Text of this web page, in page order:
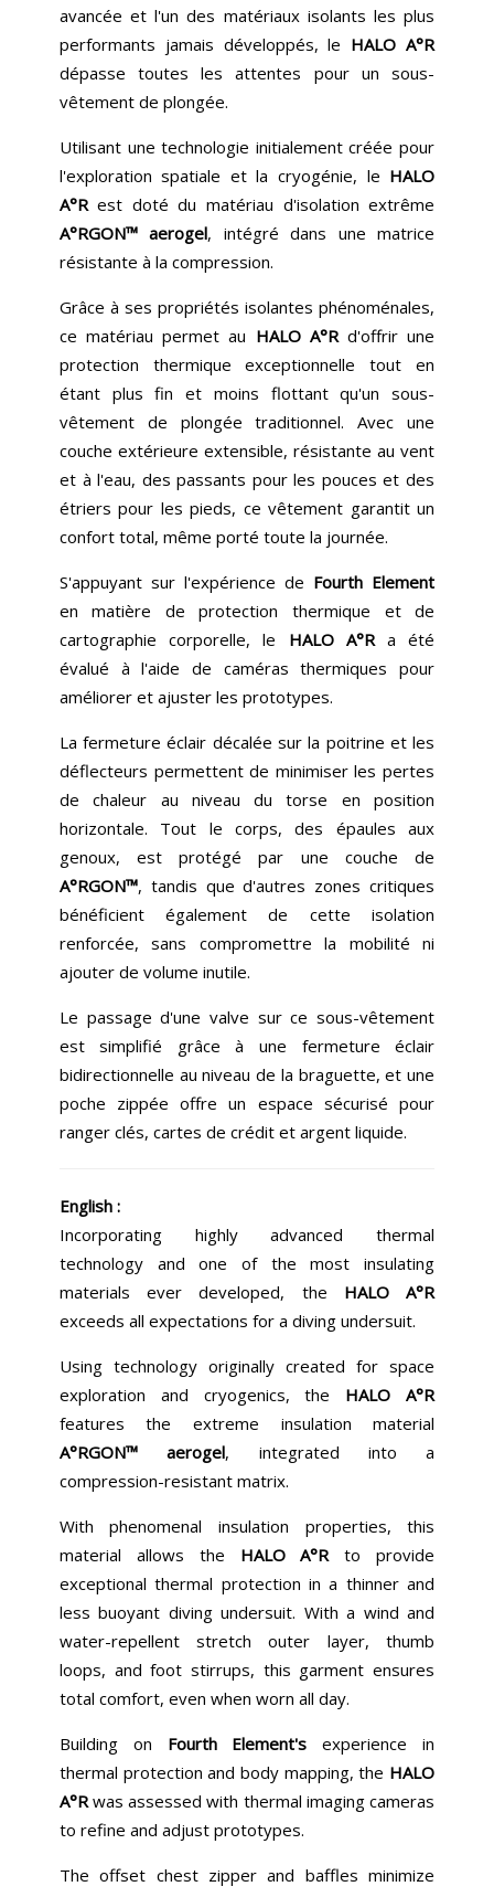
avancée et l'un des matériaux isolants les plus
performants jamais développés, le HALO A°R
dépasse toutes les attentes pour un sous-
vêtement de plongée.
Utilisant une technologie initialement créée pour
l'exploration spatiale et la cryogénie, le HALO
A°Rest doté du matériau d'isolation extrême
A°RGON™ aerogel, intégré dans une matrice
résistante à la compression.
Grâce à ses propriétés isolantes phénoménales,
ce matériau permet au HALO A°Rd'offrir une
protection thermique exceptionnelle tout en
étant plus fin et moins flottant qu'un sous-
vêtement de plongée traditionnel. Avec une
couche extérieure extensible, résistante au vent
et à l'eau, des passants pour les pouces et des
étriers pour les pieds, ce vêtement garantit un
confort total, même porté toute la journée.
S'appuyant sur l'expérience de Fourth Element
en matière de protection thermique et de
cartographie corporelle, le HALO A°Ra été
évalué à l'aide de caméras thermiques pour
améliorer et ajuster les prototypes.
La fermeture éclair décalée sur la poitrine et les
déflecteurs permettent de minimiser les pertes
de chaleur au niveau du torse en position
horizontale. Tout le corps, des épaules aux
genoux, est protégé par une couche de
A°RGON™, tandis que d'autres zones critiques
bénéficient également de cette isolation
renforcée, sans compromettre la mobilité ni
ajouter de volume inutile.
Le passage d'une valve sur ce sous-vêtement
est simplifié grâce à une fermeture éclair
bidirectionnelle au niveau de la braguette, et une
poche zippée offre un espace sécurisé pour
ranger clés, cartes de crédit et argent liquide.
English :
Incorporating highly advanced thermal
technology and one of the most insulating
materials ever developed, the HALO A°R
exceeds all expectations for a diving undersuit.
Using technology originally created for space
exploration and cryogenics, the HALO A°R
features the extreme insulation material
A°RGON™ aerogel, integrated into a
compression-resistant matrix.
With phenomenal insulation properties, this
material allows the HALO A°Rto provide
exceptional thermal protection in a thinner and
less buoyant diving undersuit. With a wind and
water-repellent stretch outer layer, thumb
loops, and foot stirrups, this garment ensures
total comfort, even when worn all day.
Building on Fourth Element's experience in
thermal protection and body mapping, the HALO
A°Rwas assessed with thermal imaging cameras
to refine and adjust prototypes.
The offset chest zipper and baffles minimize